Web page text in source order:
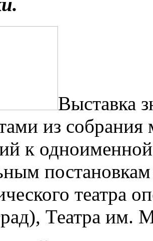
Выставка
из
к
театра
Театра им.